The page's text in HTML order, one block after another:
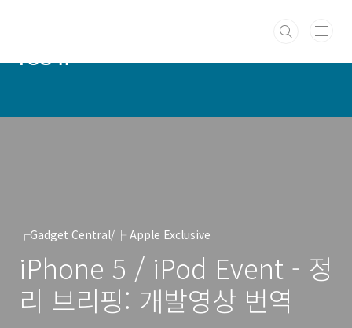
PUERCAELI :: cotidie hodie
res ::
┌Gadget Central/├ Apple Exclusive
iPhone 5 / iPod Event - 정
리 브리핑: 개발영상 번역